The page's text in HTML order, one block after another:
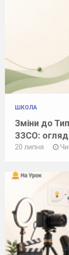
ШКОЛА
Зміни до
ЗЗСО:
20 липня